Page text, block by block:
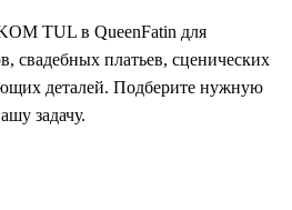
TUL в QueenFatin для
свадебных платьев, сценических
деталей. Подберите нужную
задачу.